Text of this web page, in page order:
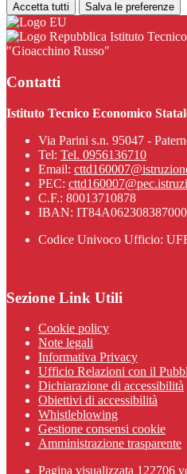
Accetta tutti Salva le preferenze
Istituto
"Gioacchino Russo"
Contatti
Istituto Tecnico Economico
Via Parini s.n. 95047 -
Tel: Tel. 0956136710
Email:
PEC:
C.F.: 80013710878
IBAN:
Codice Univoco Ufficio:
Sezione Link Utili
Cookie policy
Note legali
Informativa Privacy
Ufficio Relazioni con il
Dichiarazione di accessibilità
Obiettivi di accessibilità
Whistleblowing
Gestione consensi cookie
Amministrazione trasparente
Pagina visualizzata 122706